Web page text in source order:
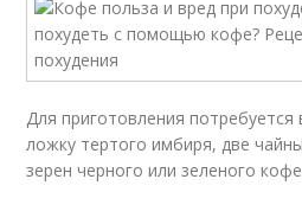
Для приготовления потребуется
ложку тертого имбиря, две
зерен черного или зеленого